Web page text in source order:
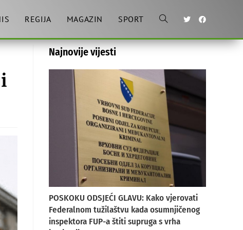
REGIJA MAGAZIN SPORT Toggle
search
Najnovije vijesti
POSKOKU ODSJEĆI GLAVU: Kako vjerovati
Federalnom tužilaštvu kada osumnjičenog
inspektora FUP-a štiti supruga s vrha